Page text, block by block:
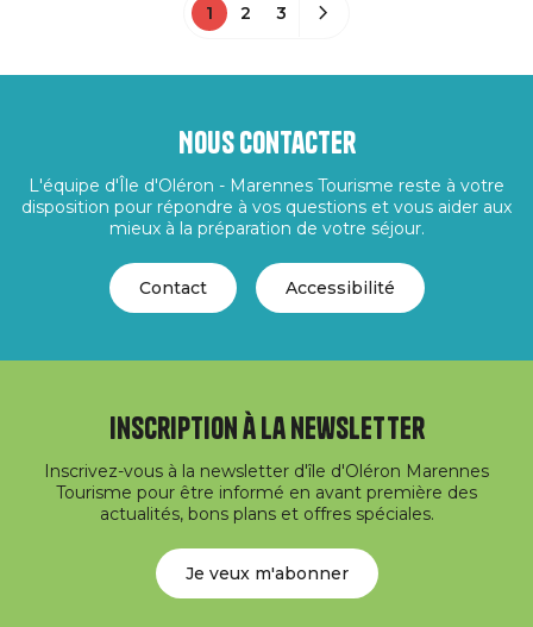
1 2 3
Nous contacter
L'équipe d'Île d'Oléron - Marennes Tourisme reste à votre
disposition pour répondre à vos questions et vous aider aux
mieux à la préparation de votre séjour.
Contact Accessibilité
Inscription à la newsletter
Inscrivez-vous à la newsletter d'île d'Oléron Marennes
Tourisme pour être informé en avant première des
actualités, bons plans et offres spéciales.
Je veux m'abonner